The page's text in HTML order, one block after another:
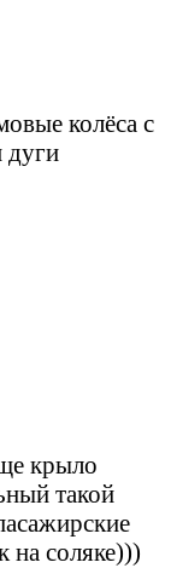
колёса с
дуги
крыло
такой
на соляке)))